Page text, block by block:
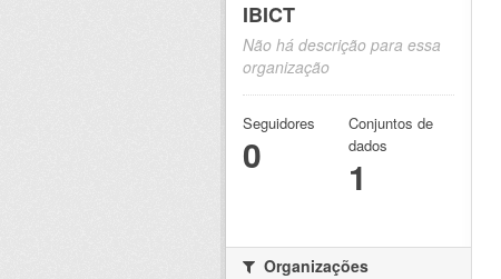
IBICT
Não há descrição para essa
organização
Seguidores
0
Conjuntos de
dados
1
Organizações